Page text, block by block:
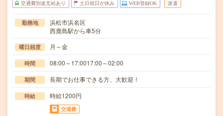
交通費別途支給あり 土日祝日が休み WEB登録OK 派遣
勤務地
浜松市浜名区
西鹿島駅から車5分
曜日頻度 月～金
時間 08:00～17:0017:00～02:00
期間 長期でお仕事できる方、大歓迎！
時給 時給1200円
交通費